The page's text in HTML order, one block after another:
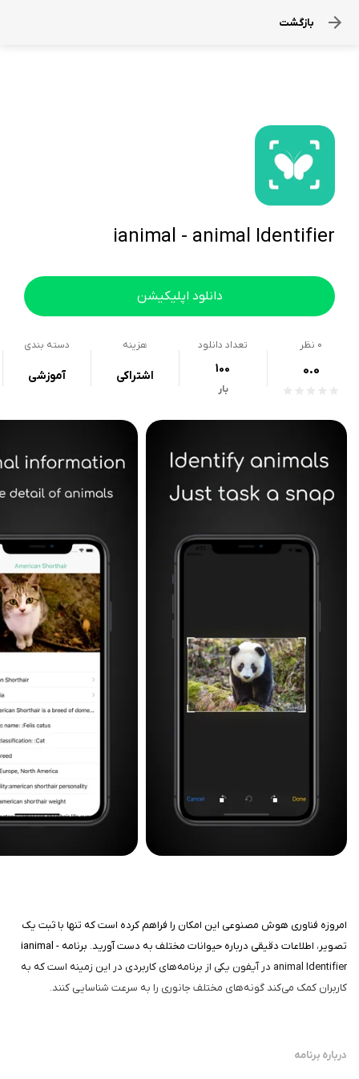
بازگشت
ianimal - animal Identifier
دانلود اپلیکیشن
0 نظر
0.0
تعداد دانلود
100
بار
هزینه
اشتراکی
دسته بندی
آموزشی
امروزه فناوری هوش مصنوعی این امکان را فراهم کرده است که تنها با ثبت یک
تصویر، اطلاعات دقیقی درباره حیوانات مختلف به دست آورید. برنامه ianimal -
animal Identifier در آیفون یکی از برنامه‌های کاربردی در این زمینه است که به
کاربران کمک می‌کند گونه‌های مختلف جانوری را به سرعت شناسایی کنند.
درباره برنامه